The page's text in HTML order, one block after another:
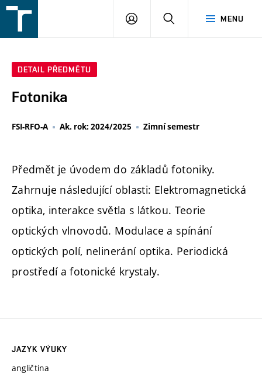
v
MENU
PŘIHLÁŠENÍ
DETAIL PŘEDMĚTU
Fotonika
FSI-RFO-A Ak. rok: 2024/2025 Zimní semestr
Předmět je úvodem do základů fotoniky.
Zahrnuje následující oblasti: Elektromagnetická
optika, interakce světla s látkou. Teorie
optických vlnovodů. Modulace a spínání
optických polí, nelinerání optika. Periodická
prostředí a fotonické krystaly.
JAZYK VÝUKY
angličtina